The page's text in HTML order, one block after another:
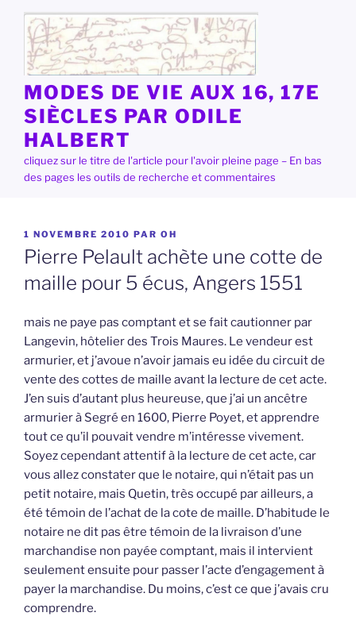
contenu
principal
MODES DE VIE AUX 16, 17E
SIÈCLES PAR ODILE
HALBERT
cliquez sur le titre de l'article pour l'avoir pleine page – En bas
des pages les outils de recherche et commentaires
PUBLIÉ
LE
1 NOVEMBRE 2010 PAR OH
Pierre Pelault achète une cotte de
maille pour 5 écus, Angers 1551
mais ne paye pas comptant et se fait cautionner par
Langevin, hôtelier des Trois Maures. Le vendeur est
armurier, et j’avoue n’avoir jamais eu idée du circuit de
vente des cottes de maille avant la lecture de cet acte.
J’en suis d’autant plus heureuse, que j’ai un ancêtre
armurier à Segré en 1600, Pierre Poyet, et apprendre
tout ce qu’il pouvait vendre m’intéresse vivement.
Soyez cependant attentif à la lecture de cet acte, car
vous allez constater que le notaire, qui n’était pas un
petit notaire, mais Quetin, très occupé par ailleurs, a
été témoin de l’achat de la cote de maille. D’habitude le
notaire ne dit pas être témoin de la livraison d’une
marchandise non payée comptant, mais il intervient
seulement ensuite pour passer l’acte d’engagement à
payer la marchandise. Du moins, c’est ce que j’avais cru
comprendre.